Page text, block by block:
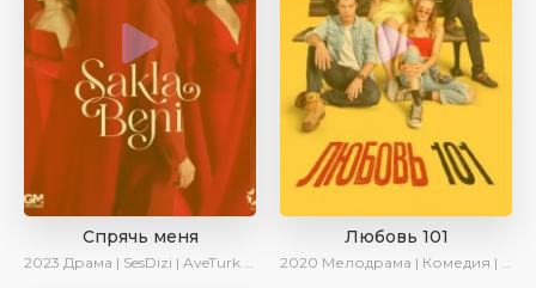
Спрячь меня
2023 Драма | SesDizi | AveTurk | AlisaDirilis | Сериалы 2023
Любовь 101
2020 Мелодрама | Комедия | Ирина Котова